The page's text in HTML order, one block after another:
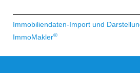
Immobiliendaten-Import und
ImmoMakler®